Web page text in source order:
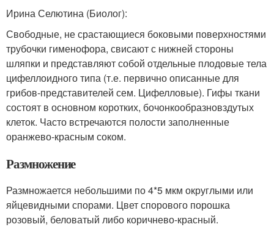
Ирина Селютина (Биолог):
Свободные, не срастающиеся боковыми поверхностями
трубочки гименофора, свисают с нижней стороны
шляпки и представляют собой отдельные плодовые тела
цифеллоидного типа (т.е. первично описанные для
грибов-представителей сем. Цифелловые). Гифы ткани
состоят в основном коротких, бочонкообразновздутых
клеток. Часто встречаются полости заполненные
оранжево-красным соком.
Размножение
Размножается небольшими по 4*5 мкм округлыми или
яйцевидными спорами. Цвет спорового порошка
розовый, беловатый либо коричнево-красный.